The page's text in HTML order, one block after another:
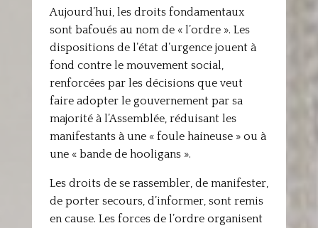
Aujourd’hui, les droits fondamentaux
sont bafoués au nom de « l’ordre ». Les
dispositions de l’état d’urgence jouent à
fond contre le mouvement social,
renforcées par les décisions que veut
faire adopter le gouvernement par sa
majorité à l’Assemblée, réduisant les
manifestants à une « foule haineuse » ou à
une « bande de hooligans ».
Les droits de se rassembler, de manifester,
de porter secours, d’informer, sont remis
en cause. Les forces de l’ordre organisent